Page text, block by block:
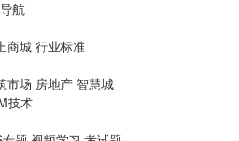
导航
商城 行业标准
市场 房地产 智慧城
技术